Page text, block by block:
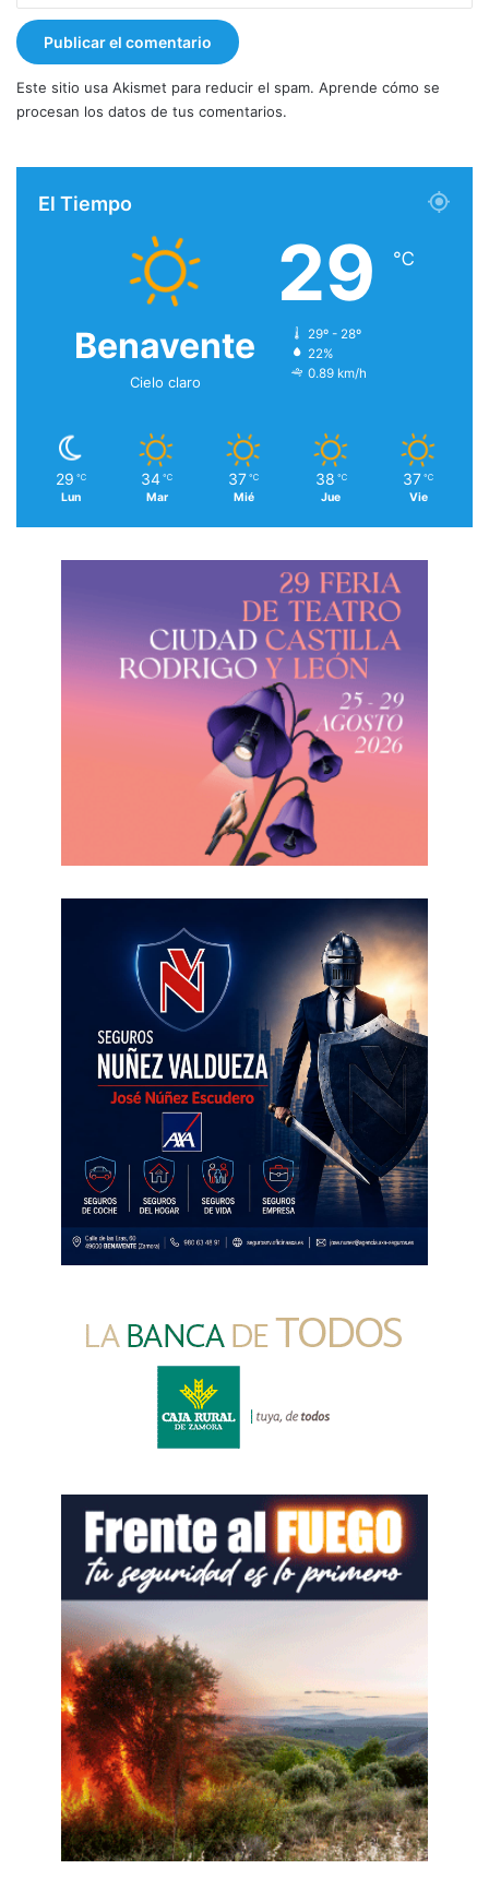
Este sitio usa Akismet para reducir el spam. Aprende cómo se
procesan los datos de tus comentarios.
El Tiempo
Benavente
Cielo claro
29 ℃
29º - 28º
22%
0.89 km/h
29 ℃
Lun
34 ℃
Mar
37 ℃
Mié
38 ℃
Jue
37 ℃
Vie